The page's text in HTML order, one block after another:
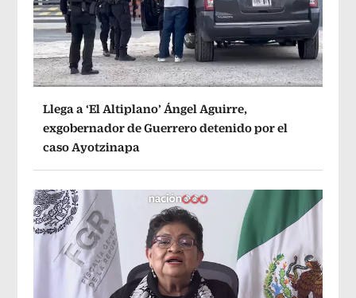
Llega a ‘El Altiplano’ Ángel Aguirre,
exgobernador de Guerrero detenido por el
caso Ayotzinapa